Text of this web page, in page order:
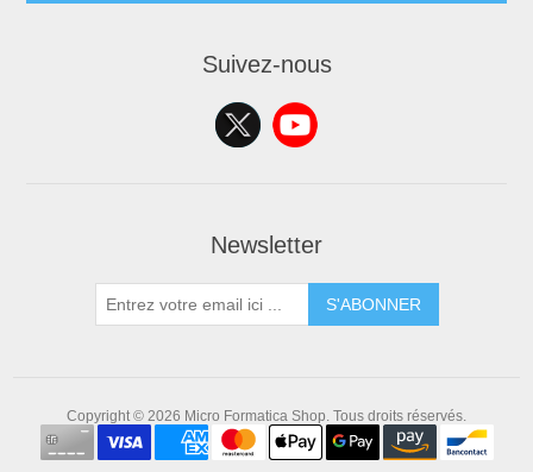
Suivez-nous
Newsletter
S'ABONNER
Copyright © 2026 Micro Formatica Shop. Tous droits réservés.